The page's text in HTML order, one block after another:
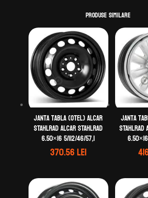
Produse similare
Janta tabla (otel) ALCAR
STAHLRAD ALCAR STAHLRAD
6.50×16 5/112/46/57,1
370.56lei
Janta
STAHLRAD